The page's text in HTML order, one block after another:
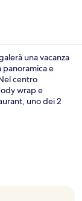
una vacanza
panoramica e
centro
wrap e
uno dei 2
altri punti di
una piscina
Usare i
Lg. Princesa si
di